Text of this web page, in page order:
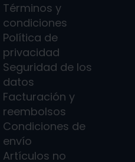
Términos y
condiciones
Política de
privacidad
Seguridad de los
datos
Facturación y
reembolsos
Condiciones de
envío
Artículos no